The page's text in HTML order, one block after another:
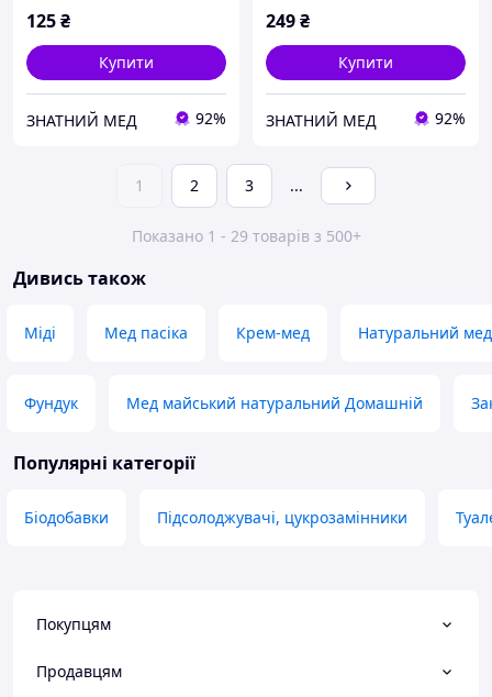
125₴
Купити
ЗНАТНИЙ МЕД 92%
249₴
Купити
ЗНАТНИЙ МЕД 92%
1 2 3 ...
Показано 1 - 29 товарів з 500+
Дивись також
Міді Мед пасіка Крем-мед Натуральний
Фундук Мед майський натуральний Домашній
Популярні категорії
Біодобавки Підсолоджувачі, цукрозамінники
Покупцям
Продавцям